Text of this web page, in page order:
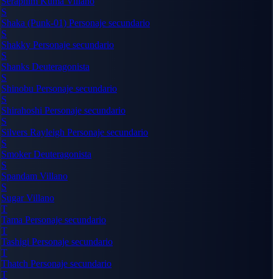
S
Shaka (Punk-01) Personaje secundario
S
Shakky Personaje secundario
S
Shanks Deuteragonista
S
Shinobu Personaje secundario
S
Shirahoshi Personaje secundario
S
Silvers Rayleigh Personaje secundario
S
SmokerDeuteragonista
S
Spandam Villano
S
SugarVillano
T
Tama Personaje secundario
T
Tashigi Personaje secundario
T
Thatch Personaje secundario
T